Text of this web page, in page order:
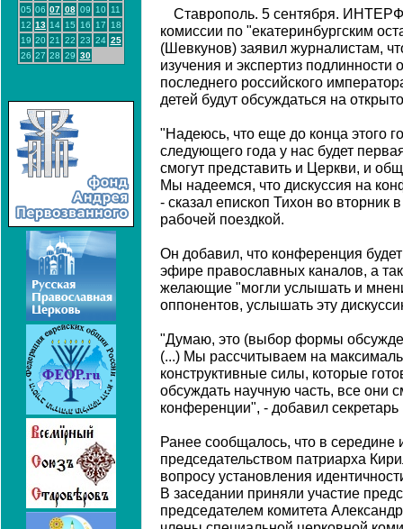
05 06 07 08 09 10
11
12 13 14 15 16 17
18
19 20 21 22 23 24 25
26 27 28 29 30
Ставрополь. 5 сентября.
комиссии по "екатеринбургским
(Шевкунов) заявил журналистам,
изучения и экспертиз подлинности
последнего российского
детей будут обсуждаться на
"Надеюсь, что еще до конца этого
следующего года у нас будет
смогут представить и Церкви, и
Мы надеемся, что дискуссия на
- сказал епископ Тихон во вторник
рабочей поездкой.
Он добавил, что конференция
эфире православных каналов, а
желающие "могли услышать и
оппонентов, услышать эту
"Думаю, это (выбор формы
(...) Мы рассчитываем на
конструктивные силы, которые
обсуждать научную часть, все они
конференции", - добавил секретарь
Ранее сообщалось, что в
председательством патриарха
вопросу установления
В заседании приняли участие
председателем комитета